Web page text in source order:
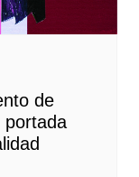
de
portada